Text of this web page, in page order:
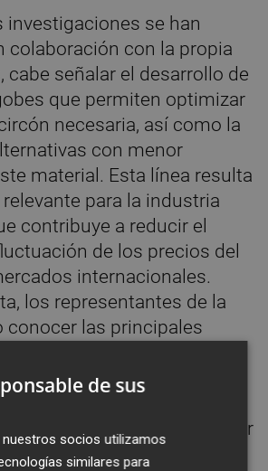
investigaciones se han
colaboración con la propia
cabe señalar el desarrollo de
que permiten optimizar
necesaria, así como la
con menor
material. Esta línea resulta
para la industria
contribuye a reducir el
de los precios del
internacionales.
los representantes de la
conocer las principales
del ITC, así como sus
transferir tecnologías de
cerámica y a otros
con la cadena de valor
de sus
socios utilizamos
similares para